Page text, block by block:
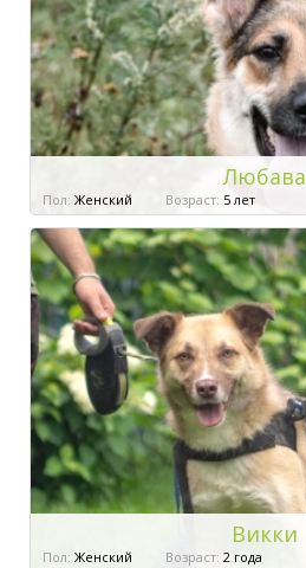
Любава
Пол: Женский Возраст: 5 лет
Викки
Пол: Женский Возраст: 2 года